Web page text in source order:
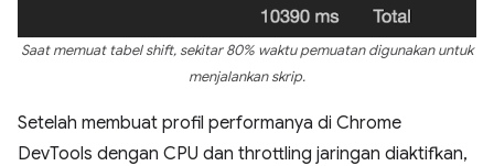
Saat memuat tabel shift, sekitar 80% waktu pemuatan digunakan untuk
menjalankan skrip.
Setelah membuat profil performanya di Chrome
DevTools dengan CPU dan throttling jaringan diaktifkan,